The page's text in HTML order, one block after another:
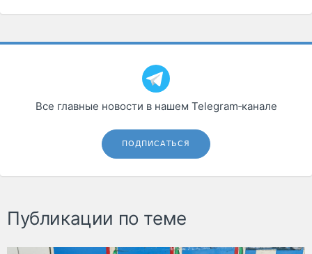
Все главные новости в нашем Telegram‑канале
ПОДПИСАТЬСЯ
Публикации по теме